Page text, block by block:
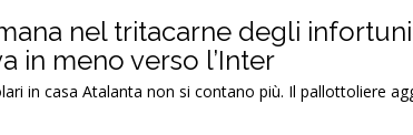
nel tritacarne degli
in meno verso l’Inter
in casa Atalanta non si contano più. Il pallottoliere